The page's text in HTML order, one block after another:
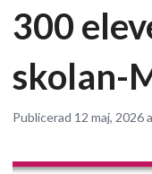
300
skolan-
Publicerad 12 maj, 2026